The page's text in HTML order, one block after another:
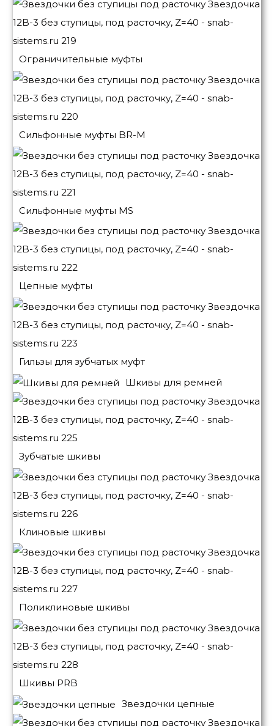
Ограничительные муфты
Сильфонные муфты BR-M
Сильфонные муфты MS
Цепные муфты
Гильзы для зубчатых муфт
Шкивы для ремней
Зубчатые шкивы
Клиновые шкивы
Поликлиновые шкивы
Шкивы PRB
Звездочки цепные